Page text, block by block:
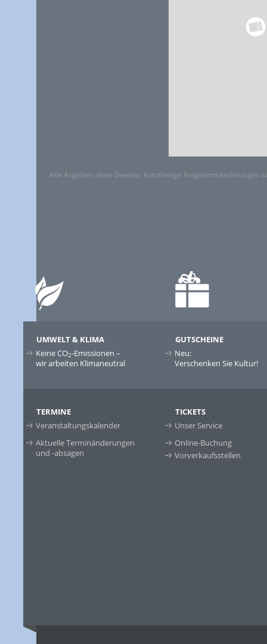
Alle Angaben ohne Gewähr. Kurzfristige Programmänderungen
UMWELT & KLIMA
Keine CO2-Emissionen –
wir arbeiten Klimaneutral
GUTSCHEINE
Neu:
Verschenken Sie Kultur!
TERMINE
Veranstaltungskalender
Aktuelle Terminänderungen
und -absagen
TICKETS
Unser Service
Online-Buchung
Vorverkaufsstellen